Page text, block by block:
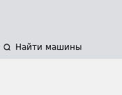
Найти машины